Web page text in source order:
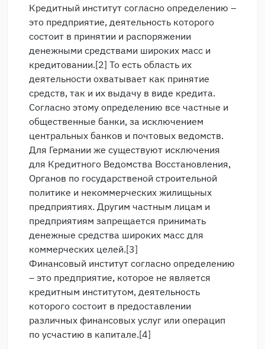
Кредитный институт согласно определению –
это предприятие, деятельность которого
состоит в принятии и распоряжении
денежными средствами широких масс и
кредитовании.[2] То есть область их
деятельности охватывает как принятие
средств, так и их выдачу в виде кредита.
Согласно этому определению все частные и
общественные банки, за исключением
центральных банков и почтовых ведомств.
Для Германии же существуют исключения
для Кредитного Ведомства Восстановления,
Органов по государственой строительной
политике и некоммерческих жилищьных
предприятиях. Другим частным лицам и
предприятиям запрещается принимать
денежные средства широких масс для
коммерческих целей.[3]
Финансовый институт согласно определению
– это предприятие, которое не является
кредитным институтом, деятельность
которого состоит в предоставлении
различных финансовых услуг или операцип
по усчастию в капитале.[4]